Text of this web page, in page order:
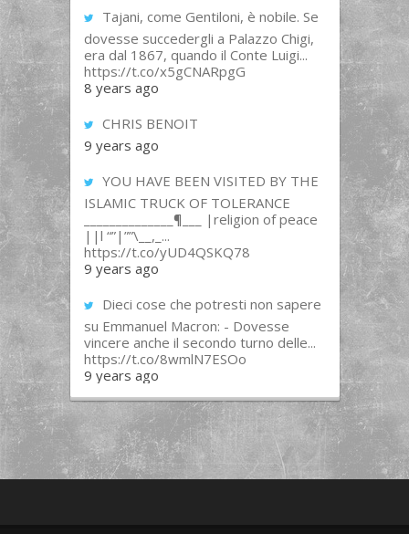
Tajani, come Gentiloni, è nobile. Se
dovesse succedergli a Palazzo Chigi,
era dal 1867, quando il Conte Luigi...
https://t.co/x5gCNARpgG
8 years ago
CHRIS BENOIT
9 years ago
YOU HAVE BEEN VISITED BY THE
ISLAMIC TRUCK OF TOLERANCE
______________¶___ |religion of peace
||l “”|””\__,_...
https://t.co/yUD4QSKQ78
9 years ago
Dieci cose che potresti non sapere
su Emmanuel Macron: - Dovesse
vincere anche il secondo turno delle...
https://t.co/8wmlN7ESOo
9 years ago